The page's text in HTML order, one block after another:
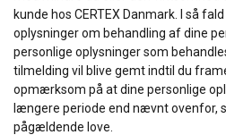
kunde hos CERTEX Danmark. I så
oplysninger om behandling af dine
personlige oplysninger som
tilmelding vil blive gemt indtil du
opmærksom på at dine personlige
længere periode end nævnt
pågældende love.
også oplysninger om din
med vores annoncerings-
som kan kombinere dem
oplysninger, som du har
har indsamlet fra din brug
Privatlivspolitik